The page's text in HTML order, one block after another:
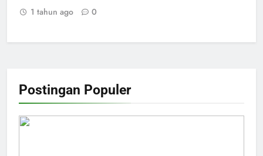
1 tahun ago 0
Postingan Populer